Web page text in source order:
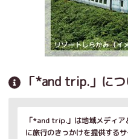
「*and trip.」に
「*and trip.」は地域メディア
に旅行のきっかけを提供する